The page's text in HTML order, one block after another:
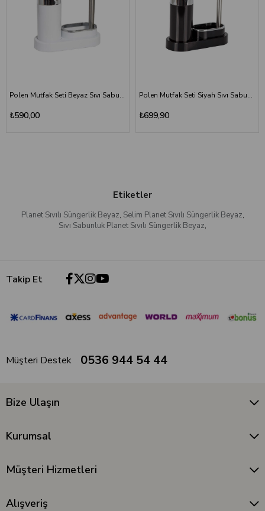
Polen Mutfak Seti Beyaz Sıvı Sabunluk Fırça
₺590,00
Polen Mutfak Seti Siyah Sıvı Sabunluk Fırça
₺699,90
Etiketler
Planet Sıvılı Süngerlik Beyaz, Selim Planet Sıvılı Süngerlik Beyaz,
Sıvı Sabunluk Planet Sıvılı Süngerlik Beyaz,
Takip Et
Müşteri Destek 0536 944 54 44
Bize Ulaşın
Kurumsal
Müşteri Hizmetleri
Alışveriş